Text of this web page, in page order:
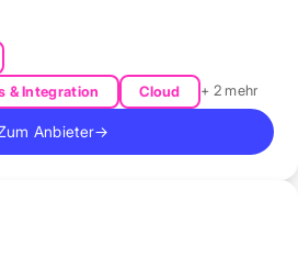
& Integration
Cloud + 2 mehr
Anbieter→